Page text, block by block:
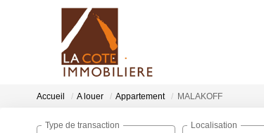
Accueil A louer Appartement MALAKOFF
Type de transaction Localisation